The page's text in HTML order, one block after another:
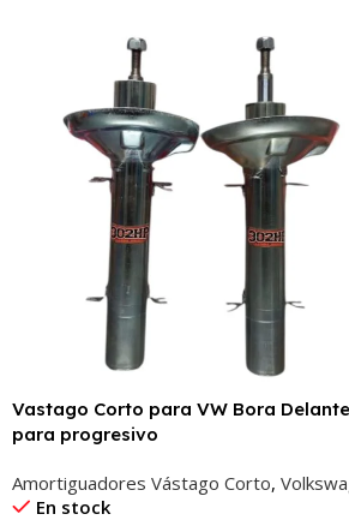
Vastago Corto para VW Bora
para progresivo
Amortiguadores Vástago Corto,
En stock